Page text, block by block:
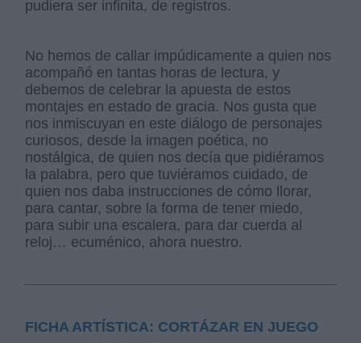
pudiera ser infinita, de registros.
No hemos de callar impúdicamente a quien nos
acompañó en tantas horas de lectura, y
debemos de celebrar la apuesta de estos
montajes en estado de gracia. Nos gusta que
nos inmiscuyan en este diálogo de personajes
curiosos, desde la imagen poética, no
nostálgica, de quien nos decía que pidiéramos
la palabra, pero que tuviéramos cuidado, de
quien nos daba instrucciones de cómo llorar,
para cantar, sobre la forma de tener miedo,
para subir una escalera, para dar cuerda al
reloj… ecuménico, ahora nuestro.
FICHA ARTÍSTICA: CORTÁZAR EN JUEGO